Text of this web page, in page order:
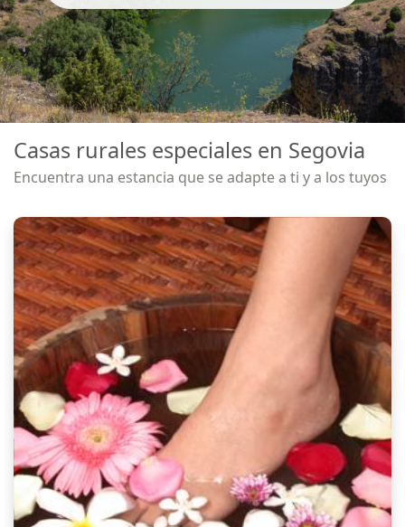
Casas rurales especiales en Segovia
Encuentra una estancia que se adapte a ti y a los tuyos